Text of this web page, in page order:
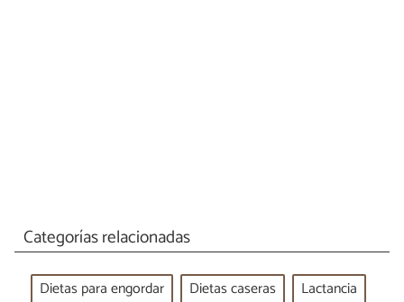
Categorías relacionadas
Dietas para engordar Dietas caseras
Lactancia